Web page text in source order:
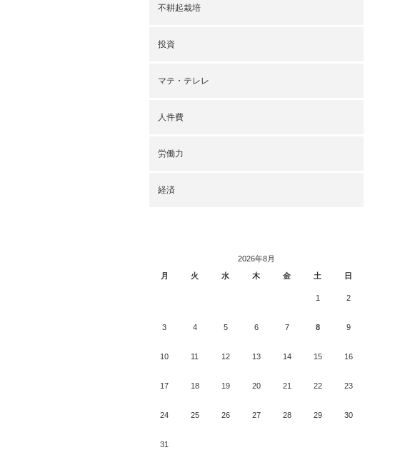
不耕起栽培
投資
マテ・テレレ
人件費
労働力
経済
2026年8月
月
火 水 木 金 土 日
1 2
3 4 5 6 7 8 9
10 11 12 13 14 15 16
17 18 19 20 21 22 23
24 25 26 27 28 29 30
31